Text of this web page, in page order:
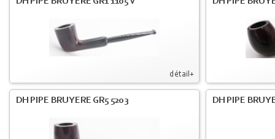
détail+
DH PIPE BRUYERE GR5 5203 DH PIPE